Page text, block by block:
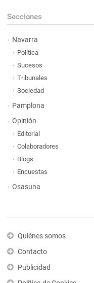
Secciones
Navarra
Política
Sucesos
Tribunales
Sociedad
Pamplona
Opinión
Editorial
Colaboradores
Blogs
Encuestas
Osasuna
Quiénes somos
Contacto
Publicidad